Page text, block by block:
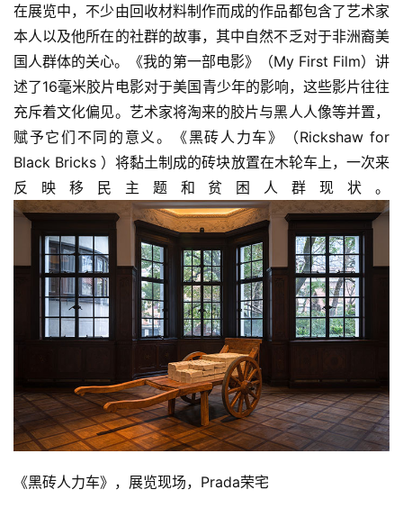
的
繁
體
字
一
百
例
在展览中，不少由回收材料制作而成的作品都包含了艺术家
本人以及他所在的社群的故事，其中自然不乏对于非洲裔美
国人群体的关心。《我的第一部电影》（My First Film）讲
述了16毫米胶片电影对于美国青少年的影响，这些影片往往
充斥着文化偏见。艺术家将淘来的胶片与黑人人像等并置，
赋予它们不同的意义。《黑砖人力车》（Rickshaw for
Black Bricks ）将黏土制成的砖块放置在木轮车上，一次来
反映移民主题和贫困人群现状。
《黑砖人力车》，展览现场，Prada荣宅